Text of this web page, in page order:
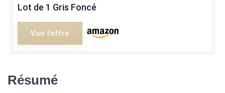
Lot de 1 Gris Foncé
Voir l'offre
Résumé